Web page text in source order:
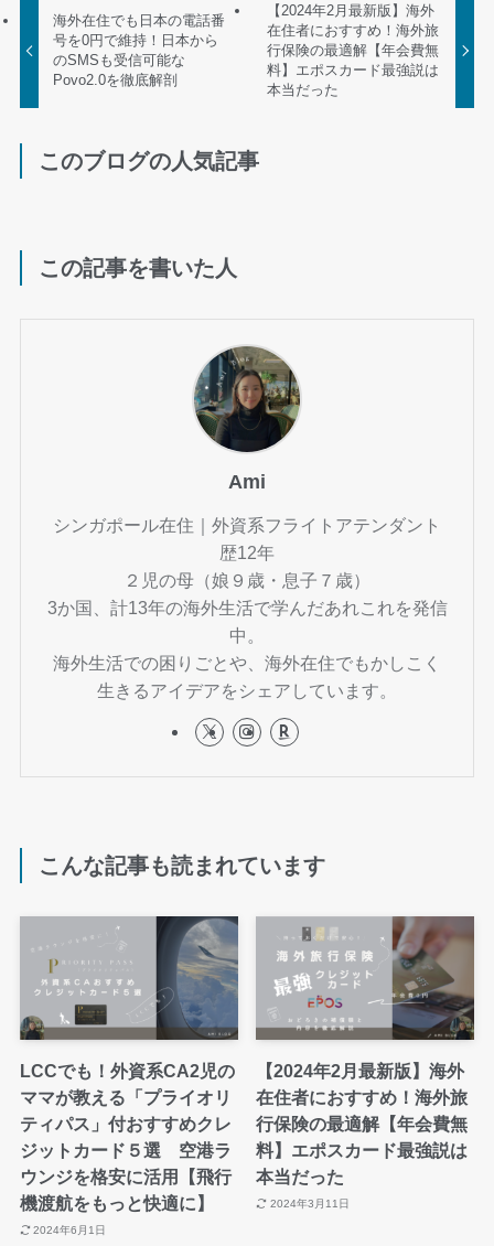
海外在住でも日本の電話番
号を0円で維持！日本から
のSMSも受信可能な
Povo2.0を徹底解剖
【2024年2月最新版】海外
在住者におすすめ！海外旅
行保険の最適解【年会費無
料】エポスカード最強説は
本当だった
このブログの人気記事
この記事を書いた人
Ami
シンガポール在住｜外資系フライトアテンダント
歴12年
２児の母（娘９歳・息子７歳）
3か国、計13年の海外生活で学んだあれこれを発信
中。
海外生活での困りごとや、海外在住でもかしこく
生きるアイデアをシェアしています。
こんな記事も読まれています
LCCでも！外資系CA2児の
ママが教える「プライオリ
ティパス」付おすすめクレ
ジットカード５選 空港ラ
ウンジを格安に活用【飛行
機渡航をもっと快適に】
2024年6月1日
【2024年2月最新版】海外
在住者におすすめ！海外旅
行保険の最適解【年会費無
料】エポスカード最強説は
本当だった
2024年3月11日